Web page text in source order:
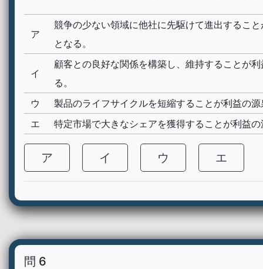
ア
競争の少ない領域に他社に先駆けて進出するこ
となる。
イ
顧客との良好な関係を構築し、維持することが
る。
ウ
製品のライフサイクルを短縮することが利益の
エ
特定市場で大きなシェアを獲得することが利益
ア イ ウ エ
問 6